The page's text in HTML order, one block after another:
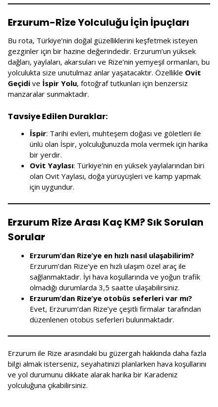
Erzurum-Rize Yolculuğu İçin İpuçları
Bu rota, Türkiye’nin doğal güzelliklerini keşfetmek isteyen
gezginler için bir hazine değerindedir. Erzurum’un yüksek
dağları, yaylaları, akarsuları ve Rize’nin yemyeşil ormanları, bu
yolculukta size unutulmaz anlar yaşatacaktır. Özellikle Ovit
Geçidi ve İspir Yolu, fotoğraf tutkunları için benzersiz
manzaralar sunmaktadır.
Tavsiye Edilen Duraklar:
İspir: Tarihi evleri, muhteşem doğası ve göletleri ile
ünlü olan İspir, yolculuğunuzda mola vermek için harika
bir yerdir.
Ovit Yaylası: Türkiye’nin en yüksek yaylalarından biri
olan Ovit Yaylası, doğa yürüyüşleri ve kamp yapmak
için uygundur.
Erzurum Rize Arası Kaç KM? Sık Sorulan
Sorular
Erzurum’dan Rize’ye en hızlı nasıl ulaşabilirim?
Erzurum’dan Rize’ye en hızlı ulaşım özel araç ile
sağlanmaktadır. İyi hava koşullarında ve yoğun trafik
olmadığı durumlarda 3,5 saatte ulaşabilirsiniz.
Erzurum’dan Rize’ye otobüs seferleri var mı?
Evet, Erzurum’dan Rize’ye çeşitli firmalar tarafından
düzenlenen otobüs seferleri bulunmaktadır.
Erzurum ile Rize arasındaki bu güzergah hakkında daha fazla
bilgi almak isterseniz, seyahatinizi planlarken hava koşullarını
ve yol durumunu dikkate alarak harika bir Karadeniz
yolculuğuna çıkabilirsiniz.